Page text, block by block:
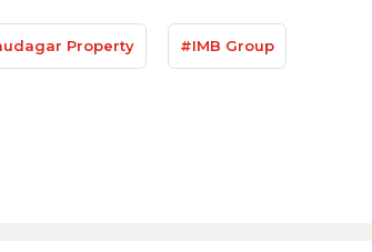
Property #IMB Group